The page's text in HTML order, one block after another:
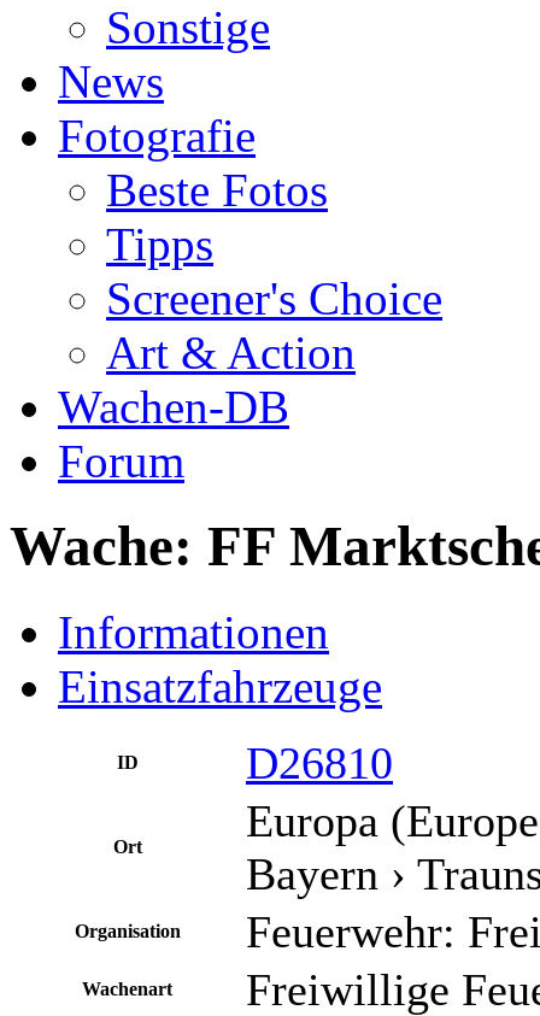
Sonstige
News
Fotografie
Beste Fotos
Tipps
Screener's Choice
Art & Action
Wachen-DB
Forum
Wache: FF
Informationen
Einsatzfahrzeuge
ID D26810
Ort
Europa
Bayern ›
Organisation Feuerwehr:
Wachenart Freiwillige